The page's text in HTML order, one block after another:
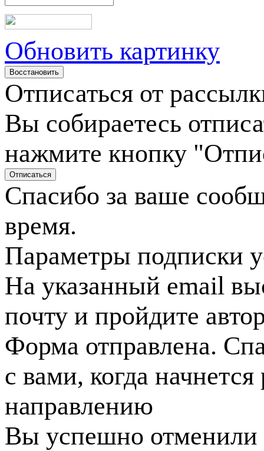
Обновить картинку
Отписаться от
Вы собираетесь
нажмите кнопку
Спасибо за ваше
время.
Параметры подписки
На указанный email
почту и пройдите
Форма отправлена.
с вами, когда
направлению
Вы успешно отменили